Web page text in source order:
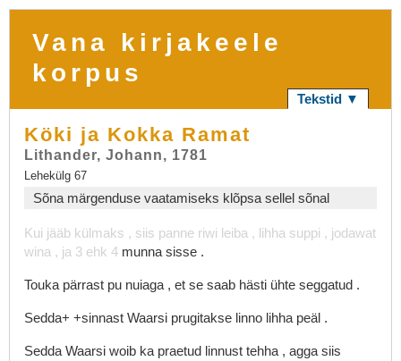
Vana kirjakeele
korpus
Tekstid ▼
Köki ja Kokka Ramat
Lithander, Johann, 1781
Lehekülg 67
Sõna märgenduse vaatamiseks klõpsa sellel sõnal
Kui jääb külmaks , siis panne riwi leiba , lihha suppi , jodawat
wina , ja 3 ehk 4 munna sisse .
Touka pärrast pu nuiaga , et se saab hästi ühte seggatud .
Sedda+ +sinnast Waarsi prugitakse linno lihha peäl .
Sedda Waarsi woib ka praetud linnust tehha , agga siis